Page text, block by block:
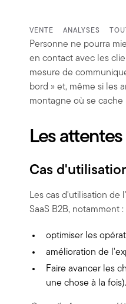
VENTE ANALYSES TOUT
Personne ne pourra
en contact avec les
mesure de
bord » et, même si les
montagne où se
Les
Cas
Les cas d'utilisation
SaaS B2B, notamment :
optimiser les
amélioration de
Faire avancer les
une chose à la fois).